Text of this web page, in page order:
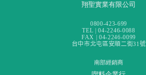
翔聖實業有限公司
0800-423-699
TEL | 04-2246-0088
FAX | 04-2246-0099
台中市北屯區安順二街31號
南部經銷商